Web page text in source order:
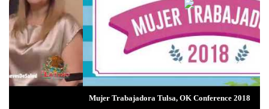
Mujer Trabajadora Tulsa, OK Conference 2018